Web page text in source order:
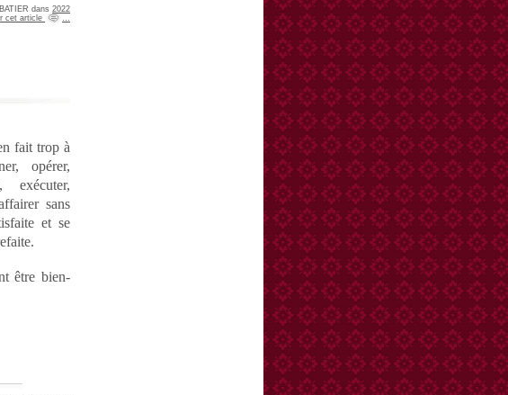
dans 2022
cet article
fait trop à
opérer,
exécuter,
sans
et se
être bien-